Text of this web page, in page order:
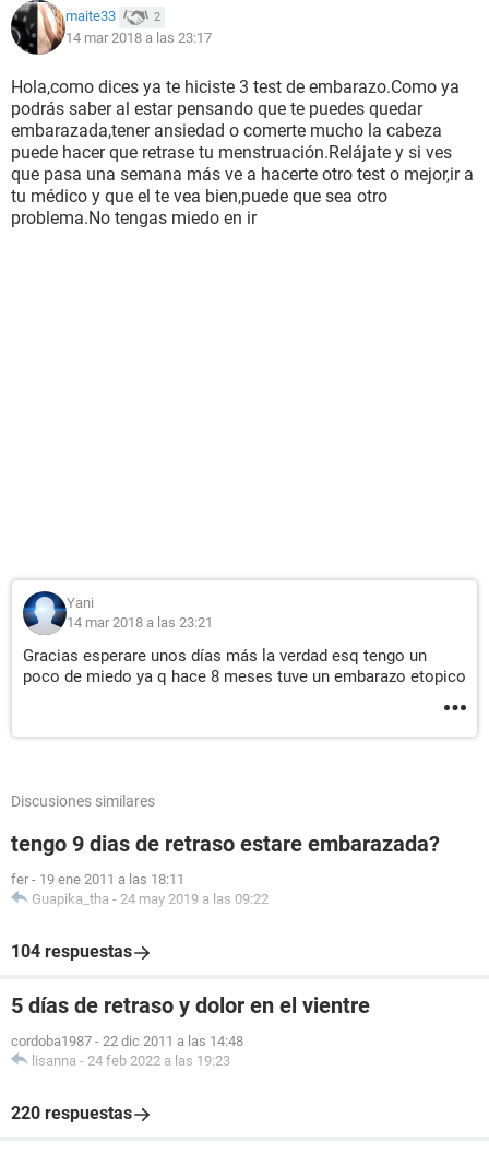
maite33 2
14 mar 2018 a las 23:17
Hola,como dices ya te hiciste 3 test de embarazo.Como ya
podrás saber al estar pensando que te puedes quedar
embarazada,tener ansiedad o comerte mucho la cabeza
puede hacer que retrase tu menstruación.Relájate y si ves
que pasa una semana más ve a hacerte otro test o mejor,ir a
tu médico y que el te vea bien,puede que sea otro
problema.No tengas miedo en ir
Yani
14 mar 2018 a las 23:21
Gracias esperare unos días más la verdad esq tengo un
poco de miedo ya q hace 8 meses tuve un embarazo etopico
Discusiones similares
tengo 9 dias de retraso estare embarazada?
fer - 19 ene 2011 a las 18:11
Guapika_tha - 24 may 2019 a las 09:22
104 respuestas
5 días de retraso y dolor en el vientre
cordoba1987 - 22 dic 2011 a las 14:48
lisanna - 24 feb 2022 a las 19:23
220 respuestas